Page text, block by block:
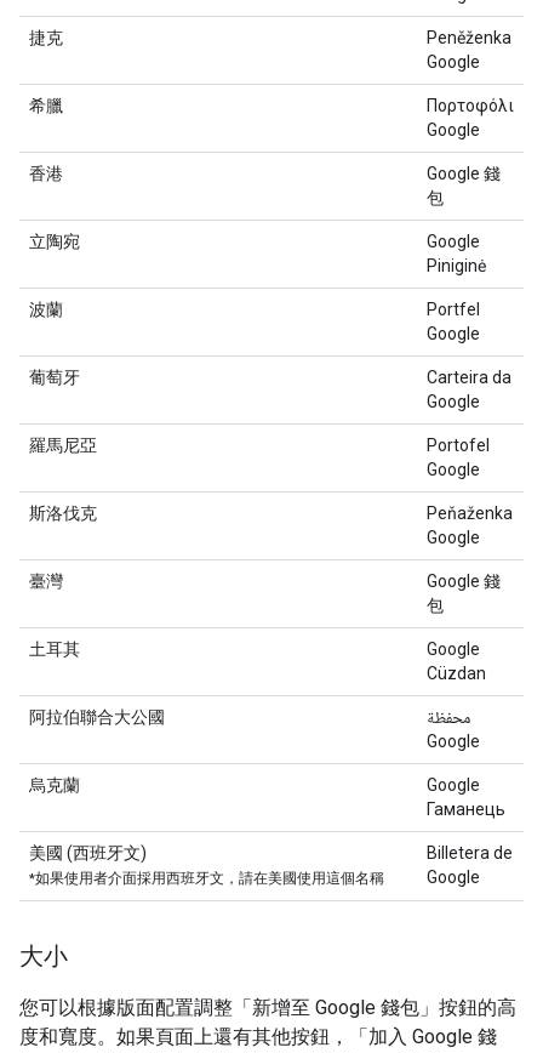
捷克
Peněženka
Google
希臘
Πορτοφόλι
Google
香港
Google 錢
包
立陶宛
Google
Piniginė
波蘭
Portfel
Google
葡萄牙
Carteira da
Google
羅馬尼亞
Portofel
Google
斯洛伐克
Peňaženka
Google
臺灣
Google 錢
包
土耳其
Google
Cüzdan
阿拉伯聯合大公國
محفظة
Google
烏克蘭
Google
Гаманець
美國 (西班牙文)
*如果使用者介面採用西班牙文，請在美國使用這個名稱
Billetera de
Google
大小
您可以根據版面配置調整「新增至 Google 錢包」按鈕的高
度和寬度。 如果頁面上還有其他按鈕，「加入 Google 錢